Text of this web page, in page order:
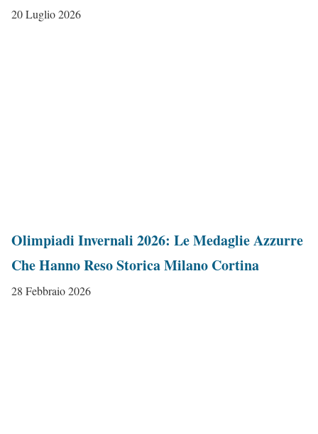
20 Luglio 2026
Olimpiadi Invernali 2026: Le Medaglie Azzurre
Che Hanno Reso Storica Milano Cortina
28 Febbraio 2026